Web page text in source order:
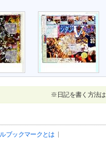
※日記を書く方法は
ブックマークとは